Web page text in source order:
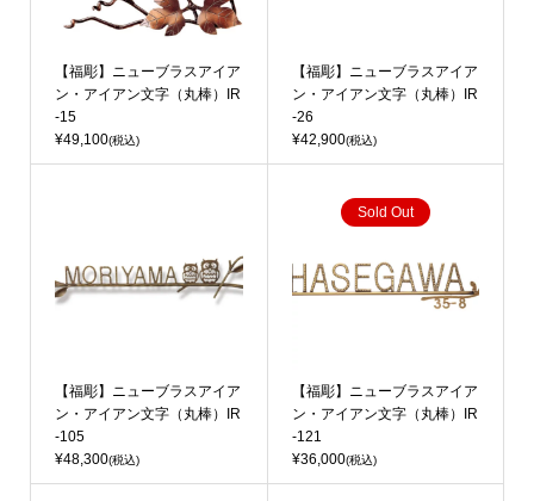
【福彫】ニューブラスアイア
ン・アイアン文字（丸棒）IR
-15
¥49,100(税込)
【福彫】ニューブラスアイア
ン・アイアン文字（丸棒）IR
-26
¥42,900(税込)
【福彫】ニューブラスアイア
ン・アイアン文字（丸棒）IR
-105
¥48,300(税込)
Sold Out
【福彫】ニューブラスアイア
ン・アイアン文字（丸棒）IR
-121
¥36,000(税込)